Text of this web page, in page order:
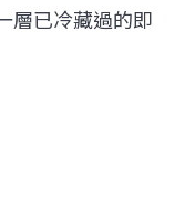
層已冷藏過的即